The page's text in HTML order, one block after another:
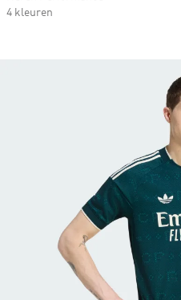
4 kleuren